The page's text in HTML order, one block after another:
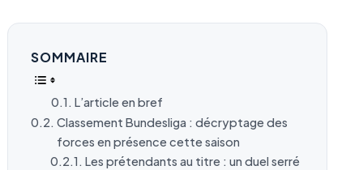
SOMMAIRE
L’article en bref
Classement Bundesliga : décryptage des
forces en présence cette saison
Les prétendants au titre : un duel serré